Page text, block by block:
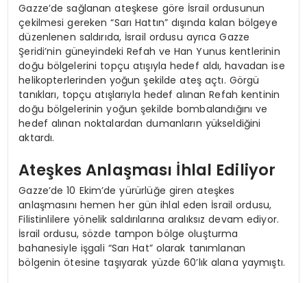
Gazze’de sağlanan ateşkese göre İsrail ordusunun
çekilmesi gereken “Sarı Hattın” dışında kalan bölgeye
düzenlenen saldırıda, İsrail ordusu ayrıca Gazze
Şeridi’nin güneyindeki Refah ve Han Yunus kentlerinin
doğu bölgelerini topçu atışıyla hedef aldı, havadan ise
helikopterlerinden yoğun şekilde ateş açtı. Görgü
tanıkları, topçu atışlarıyla hedef alınan Refah kentinin
doğu bölgelerinin yoğun şekilde bombalandığını ve
hedef alınan noktalardan dumanların yükseldiğini
aktardı.
Ateşkes Anlaşması İhlal Ediliyor
Gazze’de 10 Ekim’de yürürlüğe giren ateşkes
anlaşmasını hemen her gün ihlal eden İsrail ordusu,
Filistinlilere yönelik saldırılarına aralıksız devam ediyor.
İsrail ordusu, sözde tampon bölge oluşturma
bahanesiyle işgali “Sarı Hat” olarak tanımlanan
bölgenin ötesine taşıyarak yüzde 60’lık alana yaymıştı.